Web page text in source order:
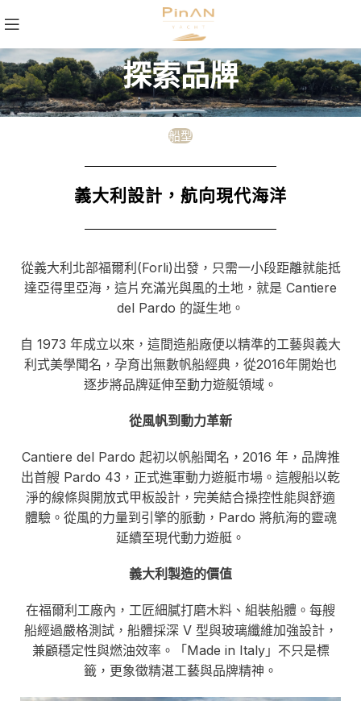
探索品牌
船型
義大利設計，航向現代海洋
從義大利北部福爾利(Forli)出發，只需一小段距離就能抵
達亞得里亞海，這片充滿光與風的土地，就是 Cantiere
del Pardo 的誕生地。
自 1973 年成立以來，這間造船廠便以精準的工藝與義大
利式美學聞名，孕育出無數帆船經典，從2016年開始也
逐步將品牌延伸至動力遊艇領域。
從風帆到動力革新
Cantiere del Pardo 起初以帆船聞名，2016 年，品牌推
出首艘 Pardo 43，正式進軍動力遊艇市場。這艘船以乾
淨的線條與開放式甲板設計，完美結合操控性能與舒適
體驗。從風的力量到引擎的脈動，Pardo 將航海的靈魂
延續至現代動力遊艇。
義大利製造的價值
在福爾利工廠內，工匠細膩打磨木料、組裝船體。每艘
船經過嚴格測試，船體採深 V 型與玻璃纖維加強設計，
兼顧穩定性與燃油效率。「Made in Italy」不只是標
籤，更象徵精湛工藝與品牌精神。